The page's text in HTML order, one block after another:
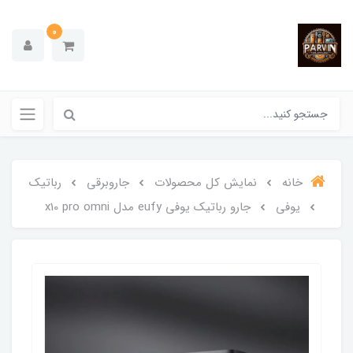
0
خانه نمایش کل محصولات جاروبرقی
رباتیک
یوفی
جارو رباتیک یوفی eufy مدل x10 pro omni